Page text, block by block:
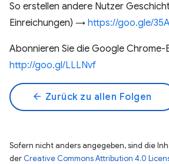
So erstellen andere Nutzer
Einreichungen) → https://goo.gle/
Abonnieren Sie die Google
http://goo.gl/LLLNvf
arrow_back Zurück zu allen Folgen
Sofern nicht anders angegeben, sind die
der Creative Commons Attribution 4.0